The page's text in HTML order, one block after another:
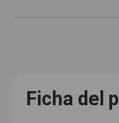
Ficha del